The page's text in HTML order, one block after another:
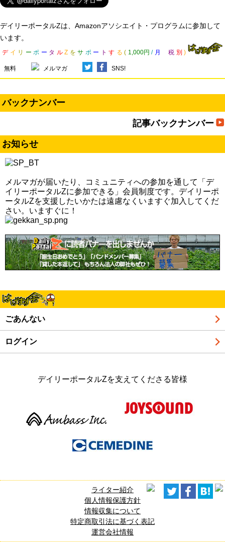
デイリーポータルZは、Amazonアソシエイト・プログラムに参加して
います。
デ イ リ ー ポ ー タ ル Z を サ ポ ー ト す る ( 1,000円 / 月 税 別 )
無料 メルマガ SNS!
バックナンバー
記事バックナンバー
お知らせ
メルマガが届いたり、コミュニティへの参加を通して「デ
イリーポータルZに参加できる」会員制度です。デイリーポ
ータルZを支援したいかたは遠慮なくいますぐ加入してくだ
さい。いますぐに！
ごあんない
ログイン
デイリーポータルZを支えてくださる皆様
ライター紹介
個人情報保護方針
情報収集について
特定商取引法に基づく表記
運営会社情報